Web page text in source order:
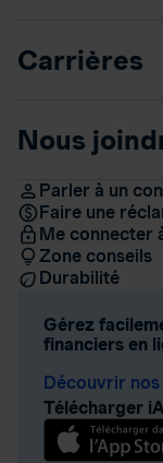
Carrières
Nous
Parler à un
Faire une
Me connecter
Zone conseils
Durabilité
Gérez
financiers en
Découvrir
Télécharger